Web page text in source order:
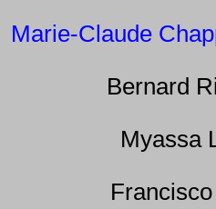
Marie-Claude
Bernard
Myassa